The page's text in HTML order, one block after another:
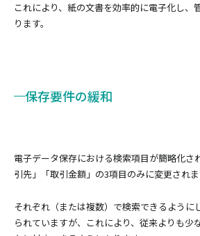
これにより、紙の文書を効率的に電子化し、
ります。
保存要件の緩和
電子データ保存における検索項目が簡略化さ
引先」「取引金額」の3項目のみに変更されま
それぞれ（または複数）で検索できるように
られていますが、これにより、従来よりも少